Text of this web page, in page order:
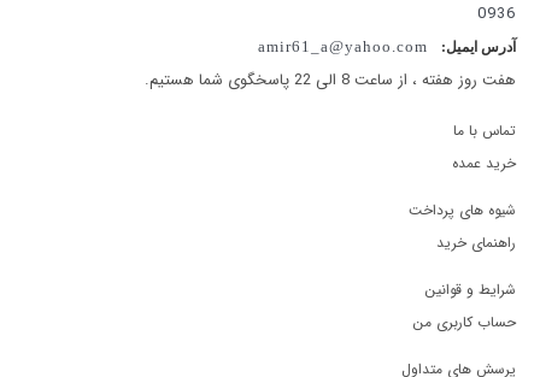
0936
آدرس ایمیل: amir61_a@yahoo.com
هفت روز هفته ، از ساعت 8 الی 22 پاسخگوی شما هستیم.
تماس با ما
خرید عمده
شیوه های پرداخت
راهنمای خرید
شرایط و قوانین
حساب کاربری من
پرسش های متداول